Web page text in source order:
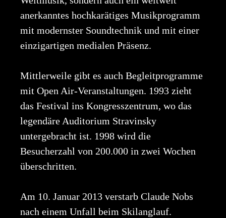
anerkanntes hochkarätiges Musikprogramm
mit modernster Soundtechnik und mit einer
einzigartigen medialen Präsenz.
Mittlerweile gibt es auch Begleitprogramme
mit Open Air-Veranstaltungen. 1993 zieht
das Festival ins Kongresszentrum, wo das
legendäre Auditorium Stravinsky
untergebracht ist. 1998 wird die
Besucherzahl von 200.000 in zwei Wochen
überschritten.
Am 10. Januar 2013 verstarb Claude Nobs
nach einem Unfall beim Skilanglauf.